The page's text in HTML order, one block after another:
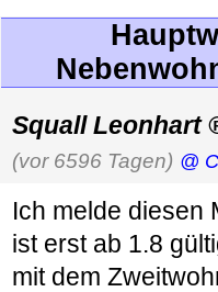
Squall Leonhart
(vor 6596 Tagen) @
Ich melde diesen
ist erst ab 1.8
mit dem